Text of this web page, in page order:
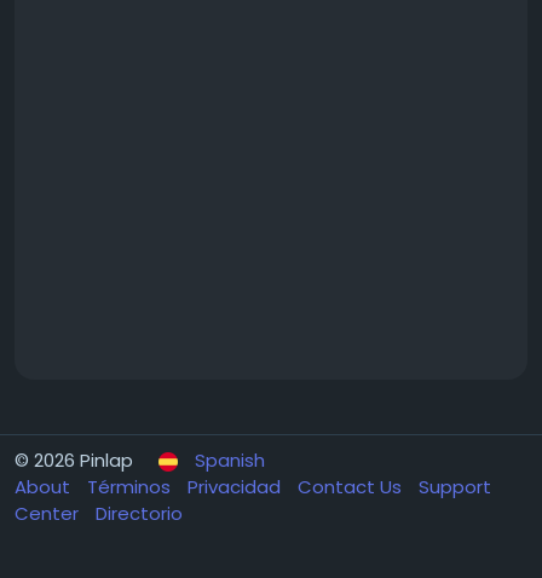
© 2026 Pinlap
Spanish
About
Términos Privacidad Contact Us
Support
Center
Directorio